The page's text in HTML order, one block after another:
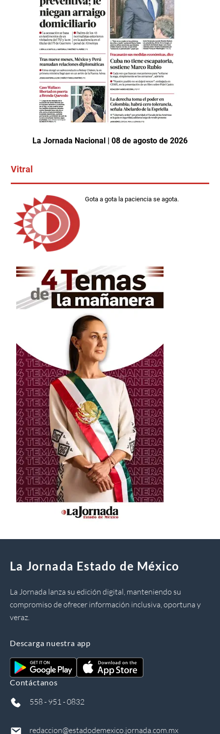
La Jornada Nacional | 08 de agosto de 2026
Vitral
Gota a gota la paciencia se agota.
La Jornada Estado de México
La Jornada lanza su edición digital, manteniendo su
compromiso de ofrecer información inclusiva, oportuna y
veraz.
Descarga nuestra app
Contáctanos
558 - 951 - 0832
redaccion@estadodemexico.jornada.com.mx